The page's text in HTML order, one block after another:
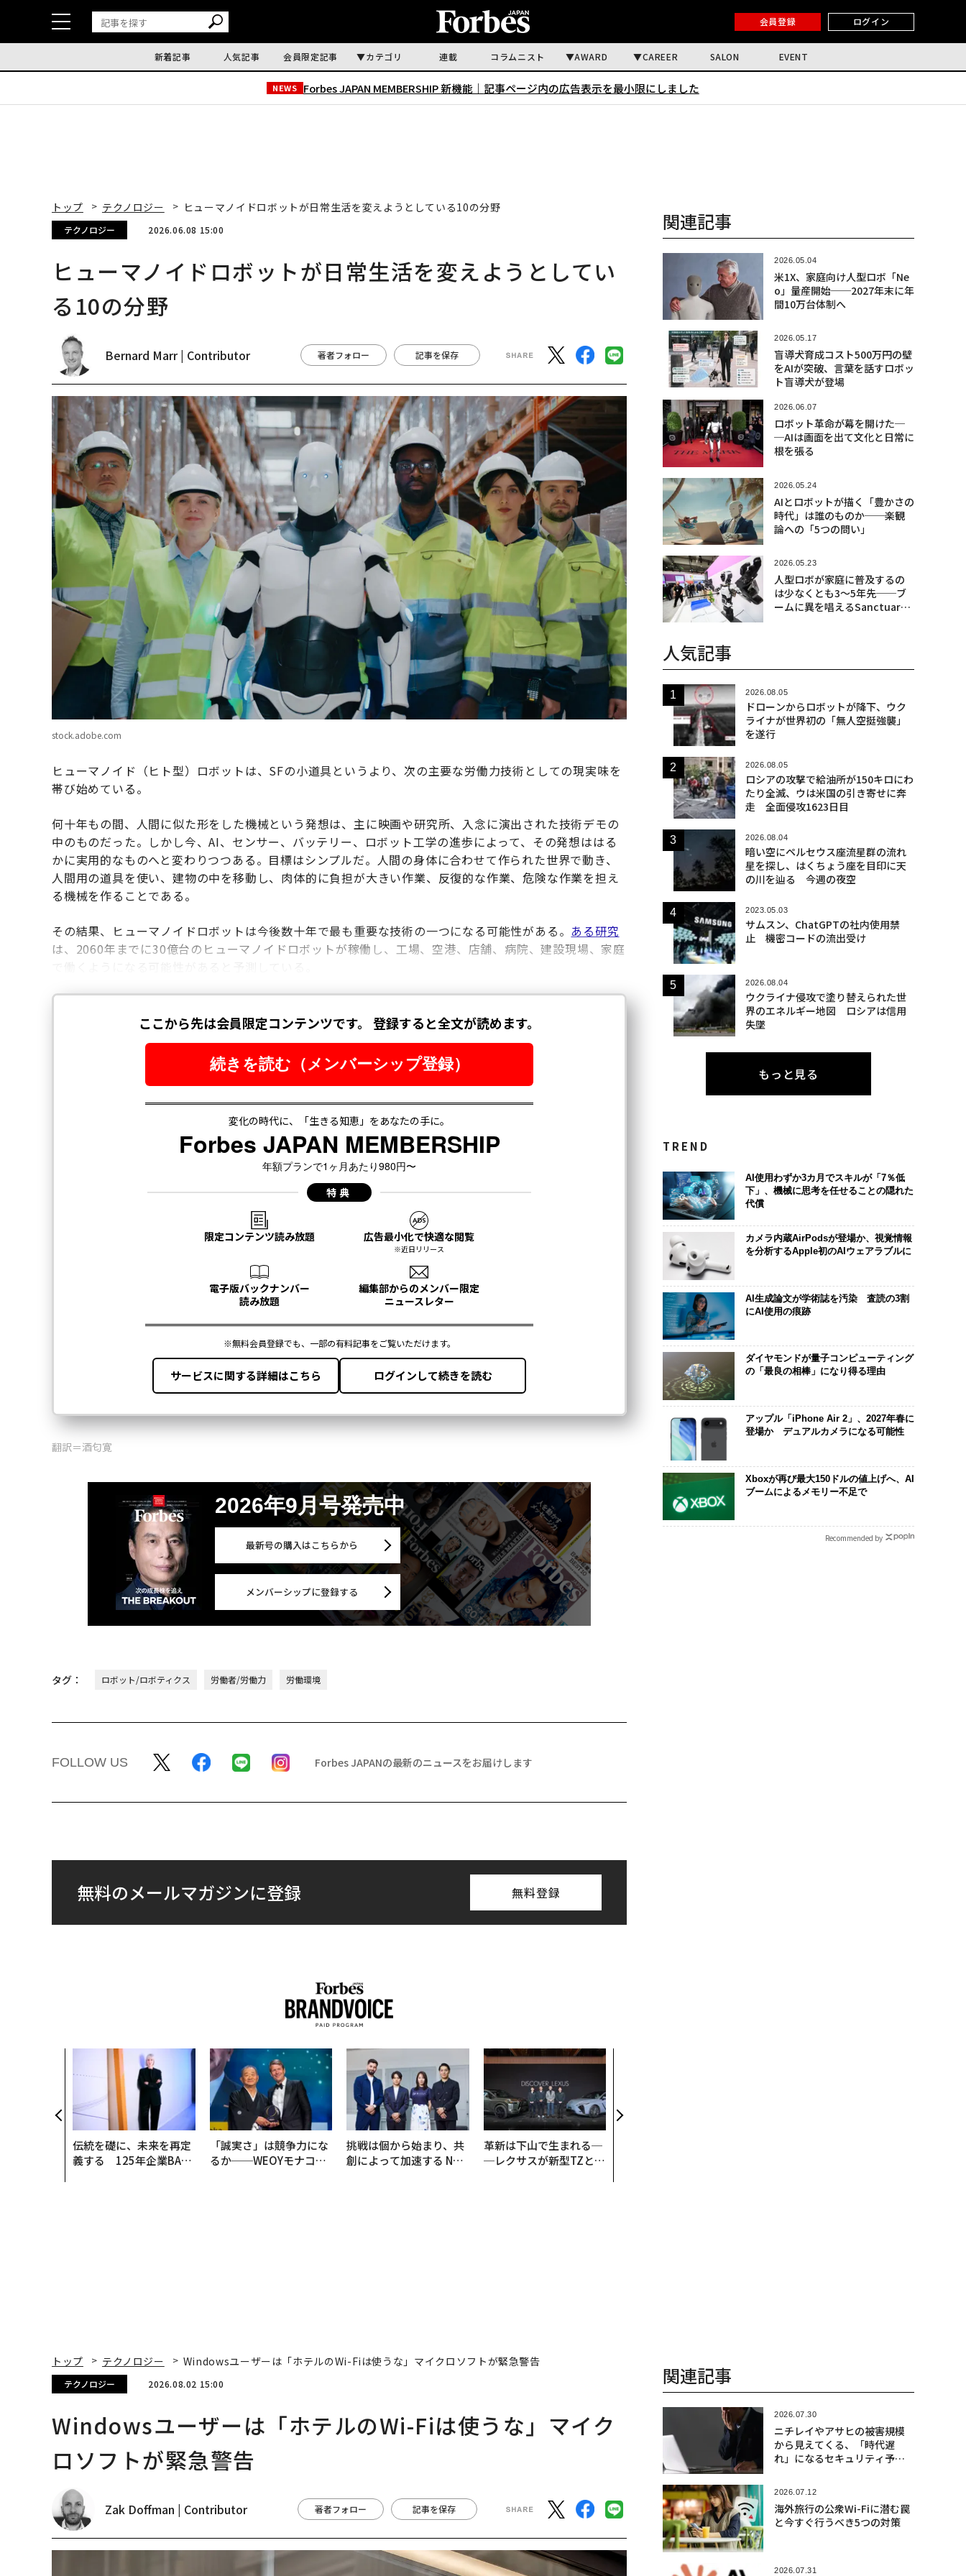
会員登録 ログイン
新着記事 人気記事 会員限定記事 カテゴリ 連載 コラムニスト AWARD CAREER SALON EVENT
NEWS Forbes JAPAN MEMBERSHIP 新機能｜ 記事ページ内の広告表示を最小限にしました
トップ テクノロジー ヒューマノイドロボットが日常生活を変えようとしている10の分野
テクノロジー 2026.06.08 15:00
ヒューマノイドロボットが日常生活を変えようとしてい
る10の分野
Bernard Marr | Contributor 著者フォロー 記事を保存
stock.adobe.com
ヒューマノイド（ヒト型）ロボットは、SFの小道具というより、次の主要な労働力技術としての現実味を
帯び始めている。
何十年もの間、人間に似た形をした機械という発想は、主に映画や研究所、入念に演出された技術デモの
中のものだった。しかし今、AI、センサー、バッテリー、ロボット工学の進歩によって、その発想ははる
かに実用的なものへと変わりつつある。目標はシンプルだ。人間の身体に合わせて作られた世界で動き、
人間用の道具を使い、建物の中を移動し、肉体的に負担が大きい作業、反復的な作業、危険な作業を担え
る機械を作ることである。
その結果、ヒューマノイドロボットは今後数十年で最も重要な技術の一つになる可能性がある。 ある研究
は、2060年までに30億台のヒューマノイドロボットが稼働し、工場、空港、店舗、病院、建設現場、家庭
翻訳＝酒匂寛
2026年9月号発売中
最新号の購入はこちらから
メンバーシップに登録する
タグ： ロボット/ロボティクス 労働者/労働力 労働環境
FOLLOW US Forbes JAPANの最新のニュースをお届けします
無料のメールマガジンに登録 無料登録
伝統を礎に、未来を再定
義する 125年企業BAT
「誠実さ」は競争力にな
るか──WEOYモナコで
挑戦は個から始まり、共
創によって加速する NOR
革新は下山で生まれる─
─レクサスが新型TZとE
関連記事
2026.05.04
米1X、家庭向け人型ロボ「Ne
o」量産開始──2027年末に年
間10万台体制へ
2026.05.17
盲導犬育成コスト500万円の壁
をAIが突破、言葉を話すロボッ
ト盲導犬が登場
2026.06.07
ロボット革命が幕を開けた─
─AIは画面を出て文化と日常に
根を張る
2026.05.24
AIとロボットが描く「豊かさの
時代」は誰のものか──楽観
論への「5つの問い」
2026.05.23
人型ロボが家庭に普及するの
は少なくとも3〜5年先──ブ
ームに異を唱えるSanctuary
人気記事
2026.08.05
ドローンからロボットが降下、ウク
ライナが世界初の「無人空挺強襲」
を遂行
2026.08.05
ロシアの攻撃で給油所が150キロにわ
たり全滅、ウは米国の引き寄せに奔
走 全面侵攻1623日目
2026.08.04
暗い空にペルセウス座流星群の流れ
星を探し、はくちょう座を目印に天
の川を辿る 今週の夜空
2023.05.03
サムスン、ChatGPTの社内使用禁
止 機密コードの流出受け
2026.08.04
ウクライナ侵攻で塗り替えられた世
界のエネルギー地図 ロシアは信用
失墜
もっと見る
TREND
AI使用わずか3カ月でスキルが「7％低
下」、機械に思考を任せることの隠れた
代償
カメラ内蔵AirPodsが登場か、視覚情報
を分析するApple初のAIウェアラブルに
AI生成論文が学術誌を汚染 査読の3割
にAI使用の痕跡
ダイヤモンドが量子コンピューティング
の「最良の相棒」になり得る理由
アップル「iPhone Air 2」、2027年春に
登場か デュアルカメラになる可能性
Xboxが再び最大150ドルの値上げへ、AI
ブームによるメモリー不足で
Recommended by
トップ テクノロジー Windowsユーザーは「ホテルのWi-Fiは使うな」マイクロソフトが緊急警告
テクノロジー 2026.08.02 15:00
Windowsユーザーは「ホテルのWi-Fiは使うな」マイク
ロソフトが緊急警告
Zak Doffman | Contributor 著者フォロー 記事を保存
関連記事
2026.07.30
ニチレイやアサヒの被害規模
から見えてくる、「時代遅
れ」になるセキュリティ予算
2026.07.12
海外旅行の公衆Wi-Fiに潜む罠
と今すぐ行うべき5つの対策
2026.07.31